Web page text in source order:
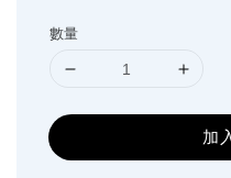
數量
加